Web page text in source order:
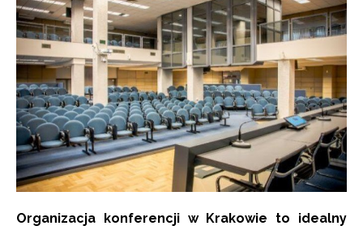
Organizacja konferencji w Krakowie to idealny